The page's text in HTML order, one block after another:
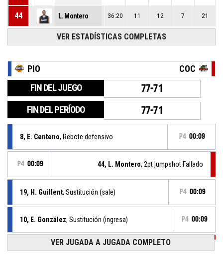
44 L. Montero 36:20 11 12 7 21
VER ESTADÍSTICAS COMPLETAS
PIO COC
FIN DEL JUEGO 77-71
FIN DEL PERÍODO 77-71
8, E. Centeno, Rebote defensivo P4 00:09
P4 00:09 44, L. Montero, 2pt jumpshot Fallado
19, H. Guillent, Sustitución (sale) P4 00:09
10, E. González, Sustitución (ingresa) P4 00:09
Tiempo muerto completo
VER JUGADA A JUGADA COMPLETO